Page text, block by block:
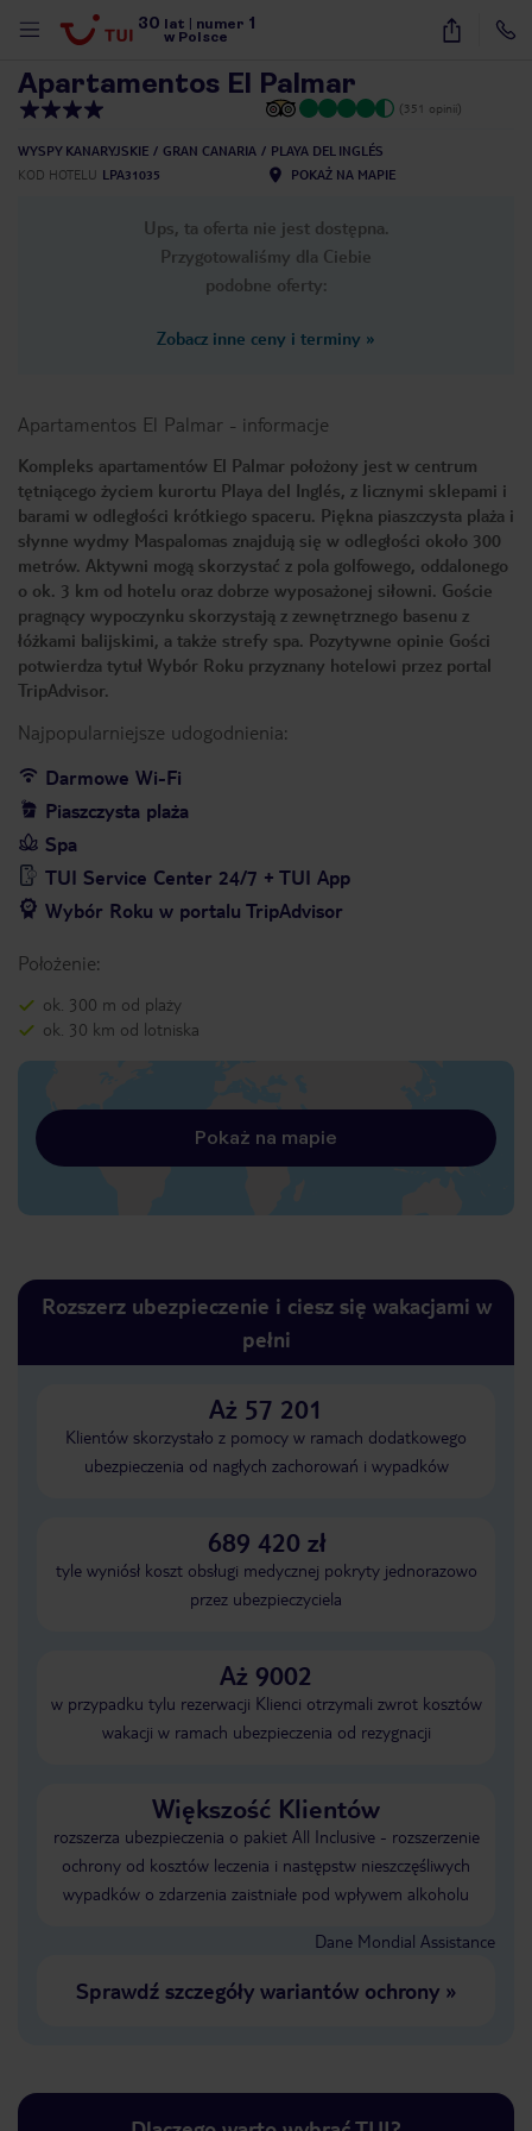
30 lat numer 1
w Polsce
17
Apartamentos El Palmar
(351 opinii)
WYSPY KANARYJSKIE GRAN CANARIA
PLAYA DEL INGLÉS
KOD HOTELU LPA31035 POKAŻ NA MAPIE
Ups, ta oferta nie jest dostępna.
Przygotowaliśmy dla Ciebie
podobne oferty:
Zobacz inne ceny i terminy »
Apartamentos El Palmar - informacje
Kompleks apartamentów El Palmar położony jest w centrum
tętniącego życiem kurortu Playa del Inglés, z licznymi sklepami i
barami w odległości krótkiego spaceru. Piękna piaszczysta plaża i
słynne wydmy Maspalomas znajdują się w odległości około 300
metrów. Aktywni mogą skorzystać z pola golfowego, oddalonego
o ok. 3 km od hotelu oraz dobrze wyposażonej siłowni. Goście
pragnący wypoczynku skorzystają z zewnętrznego basenu z
łóżkami balijskimi, a także strefy spa. Pozytywne opinie Gości
potwierdza tytuł Wybór Roku przyznany hotelowi przez portal
TripAdvisor.
Najpopularniejsze udogodnienia:
Darmowe Wi-Fi
Piaszczysta plaża
Spa
TUI Service Center 24/7 + TUI App
Wybór Roku w portalu TripAdvisor
Położenie:
ok. 300 m od plaży
ok. 30 km od lotniska
Pokaż na mapie
Rozszerz ubezpieczenie i ciesz się wakacjami w
pełni
Aż 57 201
Klientów skorzystało z pomocy w ramach dodatkowego
ubezpieczenia od nagłych zachorowań i wypadków
689 420 zł
tyle wyniósł koszt obsługi medycznej pokryty jednorazowo
przez ubezpieczyciela
Aż 9002
w przypadku tylu rezerwacji Klienci otrzymali zwrot kosztów
wakacji w ramach ubezpieczenia od rezygnacji
Większość Klientów
rozszerza ubezpieczenia o pakiet All Inclusive - rozszerzenie
ochrony od kosztów leczenia i następstw nieszczęśliwych
wypadków o zdarzenia zaistniałe pod wpływem alkoholu
Dane Mondial Assistance
Sprawdź szczegóły wariantów ochrony»